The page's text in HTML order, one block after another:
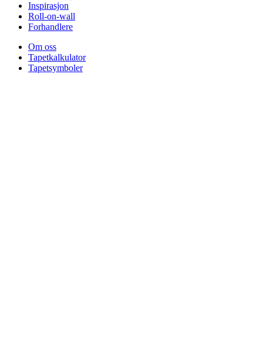
Inspirasjon
Roll-on-wall
Forhandlere
Om oss
Tapetkalkulator
Tapetsymboler